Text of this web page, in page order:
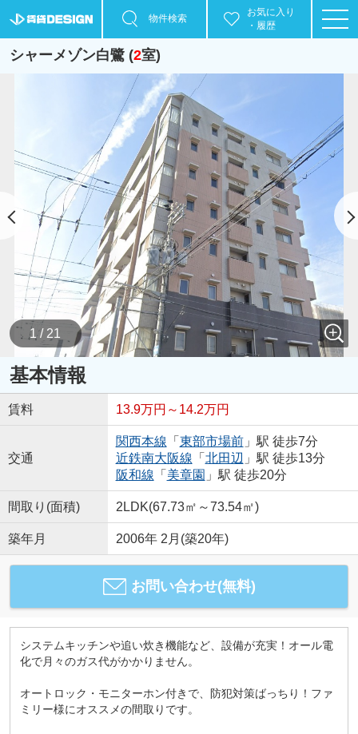
物件検索
お気に入り
・履歴
シャーメゾン白鷺 (2室)
1 / 21
基本情報
賃料 13.9万円～14.2万円
交通
関西本線 「 東部市場前」駅 徒歩7分
近鉄南大阪線 「 北田辺 」駅 徒歩13分
阪和線 「 美章園 」駅 徒歩20分
間取り(面積) 2LDK(67.73㎡～73.54㎡)
築年月 2006年 2月(築20年)
お問い合わせ(無料)
システムキッチンや追い炊き機能など、設備が充実！オール電
化で月々のガス代がかかりません。
オートロック・モニターホン付きで、防犯対策ばっちり！ファ
ミリー様にオススメの間取りです。